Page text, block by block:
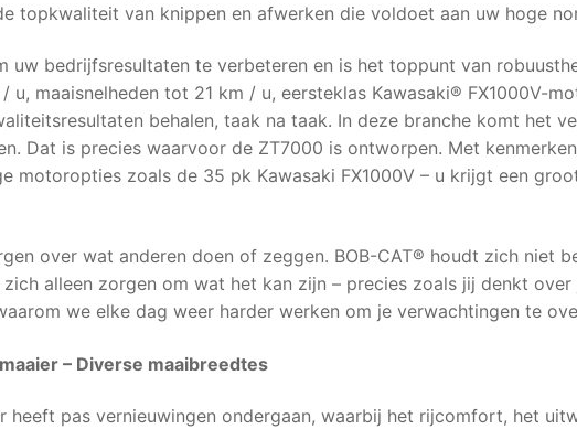
topkwaliteit van knippen en afwerken die voldoet aan uw hoge
uw bedrijfsresultaten te verbeteren en is het toppunt van
maaisnelheden tot 21 km / u, eersteklas Kawasaki® FX1000V-
behalen, taak na taak. In deze branche komt het
Dat is precies waarvoor de ZT7000 is ontworpen. Met
motoropties zoals de 35 pk Kawasaki FX1000V – u krijgt een
over wat anderen doen of zeggen. BOB-CAT® houdt zich niet
alleen zorgen om wat het kan zijn – precies zoals jij denkt
we elke dag weer harder werken om je verwachtingen te
– Diverse maaibreedtes
heeft pas vernieuwingen ondergaan, waarbij het rijcomfort, het